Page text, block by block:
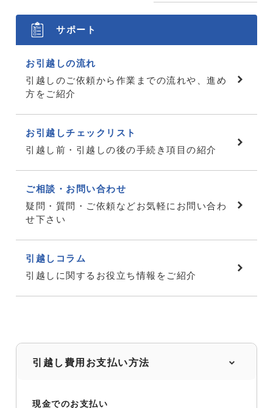
サポート
お引越しの流れ
引越しのご依頼から作業までの流れや、進め
方をご紹介
お引越しチェックリスト
引越し前・引越しの後の手続き項目の紹介
ご相談・お問い合わせ
疑問・質問・ご依頼などお気軽にお問い合わ
せ下さい
引越しコラム
引越しに関するお役立ち情報をご紹介
引越し費用お支払い方法
現金でのお支払い